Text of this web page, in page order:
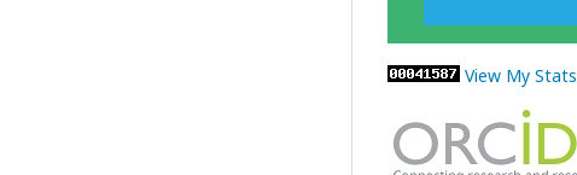
View My Stats